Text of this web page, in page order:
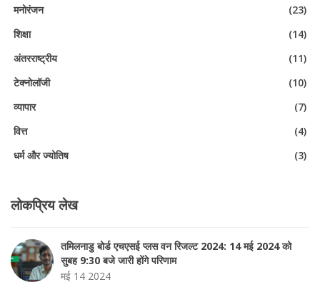
मनोरंजन
(23)
शिक्षा
(14)
अंतरराष्ट्रीय
(11)
टेक्नोलॉजी
(10)
व्यापार
(7)
वित्त
(4)
धर्म और ज्योतिष
(3)
लोकप्रिय लेख
तमिलनाडु बोर्ड एचएसई प्लस वन रिजल्ट 2024: 14 मई 2024 को
सुबह 9:30 बजे जारी होंगे परिणाम
मई 14 2024